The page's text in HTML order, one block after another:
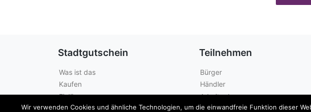
Stadtgutschein
Was ist das
Kaufen
Einlösen
Guthabenabfrage
Teilnehmen
Bürger
Händler
Arbeitgeber
Städte
Wir verwenden Cookies und ähnliche Technologien, um die einwandfreie Funktion dieser